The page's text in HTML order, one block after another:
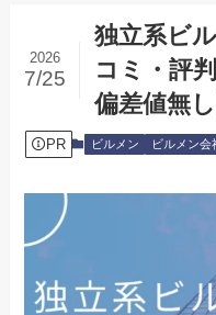
独立系ビ
コミ・評
偏差値無し
2026
7/25
PR ビルメン ビルメン会